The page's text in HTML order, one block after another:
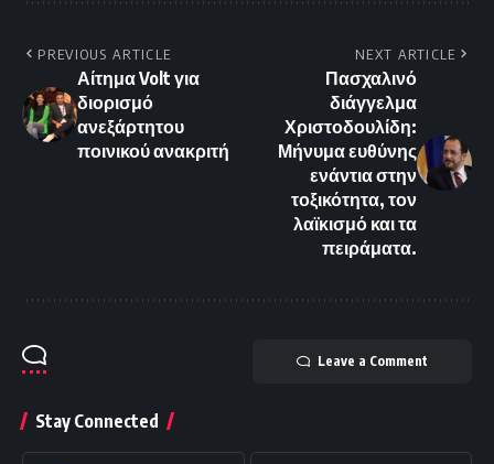
PREVIOUS ARTICLE
Αίτημα Volt για
διορισμό
ανεξάρτητου
ποινικού ανακριτή
NEXT ARTICLE
Πασχαλινό
διάγγελμα
Χριστοδουλίδη:
Μήνυμα ευθύνης
ενάντια στην
τοξικότητα, τον
λαϊκισμό και τα
πειράματα.
Leave a Comment
Stay Connected